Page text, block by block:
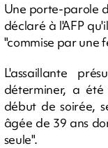
Une porte-parole
déclaré à l'AFP
"commise par une
L'assaillante
déterminer, a
début de soirée,
âgée de 39 ans
seule".